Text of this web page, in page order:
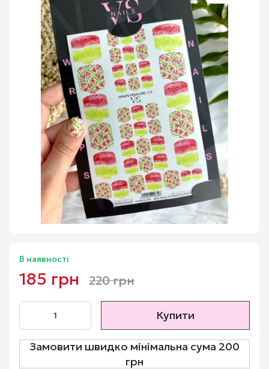
В наявності
185 грн 220 грн
Купити
Замовити швидко мінімальна сума 200
грн